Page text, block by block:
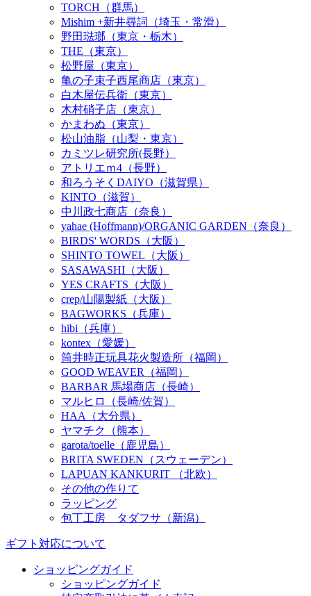
TORCH（群馬）
Mishim +新井尋詞（埼玉・常滑）
野田琺瑯（東京・栃木）
THE（東京）
松野屋（東京）
亀の子束子西尾商店（東京）
白木屋伝兵衛（東京）
木村硝子店（東京）
かまわぬ（東京）
松山油脂（山梨・東京）
カミツレ研究所(長野）
アトリエｍ4（長野）
和ろうそくDAIYO（滋賀県）
KINTO（滋賀）
中川政七商店（奈良）
yahae (Hoffmann)/ORGANIC GARDEN（奈良）
BIRDS' WORDS（大阪）
SHINTO TOWEL（大阪）
SASAWASHI（大阪）
YES CRAFTS（大阪）
crep/山陽製紙（大阪）
BAGWORKS（兵庫）
hibi（兵庫）
kontex（愛媛）
筒井時正玩具花火製造所（福岡）
GOOD WEAVER（福岡）
BARBAR 馬場商店（長崎）
マルヒロ（長崎/佐賀）
HAA（大分県）
ヤマチク（熊本）
garota/toelle（鹿児島）
BRITA SWEDEN（スウェーデン）
LAPUAN KANKURIT （北欧）
その他の作りて
ラッピング
包丁工房 タダフサ（新潟）
ギフト対応について
ショッピングガイド
ショッピングガイド